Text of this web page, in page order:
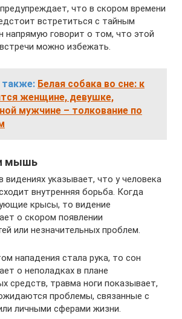
что в скором времени
встретиться с тайным
напрямую говорит о том, что этой
можно избежать.
также: Белая собака во сне: к
женщине, девушке,
мужчине – толкование по
мышь
видениях указывает, что у человека
внутренняя борьба. Когда
крысы, то видение
о скором появлении
или незначительных проблем.
нападения стала рука, то сон
о неполадках в плане
средств, травма ноги показывает,
проблемы, связанные с
личными сферами жизни.